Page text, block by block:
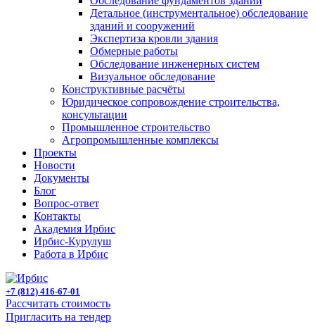
Детальное (инструментальное) обследование
зданий и сооружений
Экспертиза кровли здания
Обмерные работы
Обследование инженерных систем
Визуальное обследование
Конструктивные расчёты
Юридическое сопровождение строительства,
консультации
Промышленное строительство
Агропромышленные комплексы
Проекты
Новости
Документы
Блог
Вопрос-ответ
Контакты
Академия Ирбис
Ирбис-Курулуш
Работа в Ирбис
+7 (812) 416-67-01
Рассчитать стоимость
Пригласить на тендер